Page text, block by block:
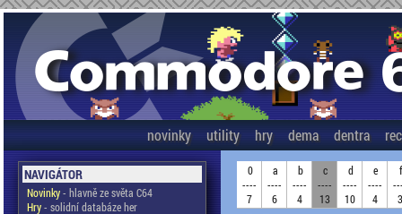
novinky utility hry dema dentra
NAVIGÁTOR
Novinky- hlavně ze světa C64
Hry- solidní databáze her
0
----
7
a
----
6
b
----
4
c
----
13
d
----
10
e
----
4
f
3